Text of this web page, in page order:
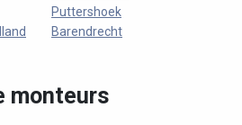
Puttershoek
Barendrecht
monteurs